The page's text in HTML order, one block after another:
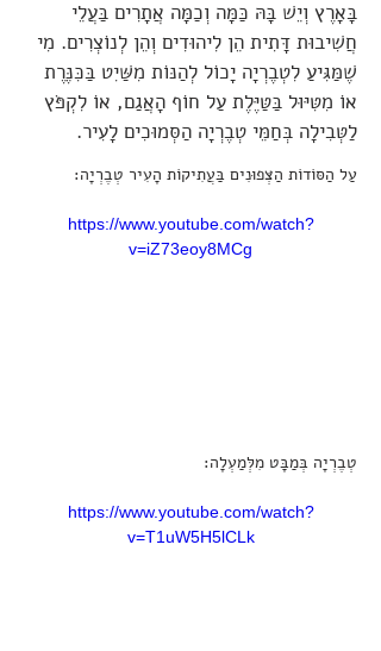
בָּאָרֶץ וְיֵשׁ בָּהּ כַּמָּה וְכַמָּה אֲתָרִים בַּעֲלֵי
חֲשִׁיבוּת דָּתִית הֵן לִיהוּדִים וְהֵן לְנוֹצְרִים. מִי
שֶׁמַּגִּיעַ לִטְבֶרְיָה יָכוֹל לְהַנּוֹת מִשַּׁיִט בַּכִּנֶּרֶת
אוֹ מִטִּיּוּל בַּטַּיֶּלֶת עַל חוֹף הָאֲגַם, אוֹ לִקְפֹּץ
לַטְּבִילָה בְּחַמֵּי טְבֶרְיָה הַסְּמוּכִים לָעִיר.
עַל הַסּוֹדוֹת הַצְּפוּנִים בַּעֲתִיקוֹת הָעִיר טְבֶרְיָה:
https://www.youtube.com/watch?
v=iZ73eoy8MCg
טְבֶרְיָה בְּמַבָּט מִלְּמַעְלָה:
https://www.youtube.com/watch?
v=T1uW5H5lCLk